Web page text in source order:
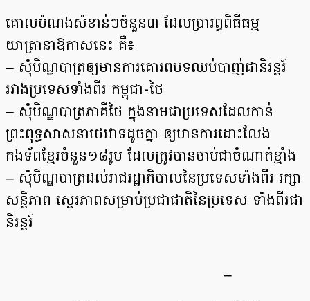
គោលបំណងសំខាន់ៗចំនួន៣ ដែលប្រារព្ធពិធីធម្ម
យាត្រានាឱកាសនេះ គឺ៖
– សុំបិណ្ឌបាត្រឲ្យមានការគោរពបទឈប់បាញ់ជានិរន្តរ៍
រវាងប្រទេសទាំងពីរ កម្ពុជា-ថៃ
– សុំបិណ្ឌបាត្រភាគីថៃ ក្នុងនាមជាប្រទេសដែលកាន់
ព្រះពុទ្ធសាសនាថេរវាទដូចគ្នា ឲ្យមានការដោះលែង
កងទ័ពខ្មែរចំនួន១៨រូប ដែលត្រូវបានចាប់ជាចំណាត់ខ្មាំង
– សុំបិណ្ឌបាត្រដល់រាជរដ្ឋាភិបាលនៃប្រទេសទាំងពីរ រក្សា
សន្តិភាព ស្ថេរភាពសម្រាប់ប្រជាជាតិនៃប្រទេស ទាំងពីរជា
និរន្តរ៍
–